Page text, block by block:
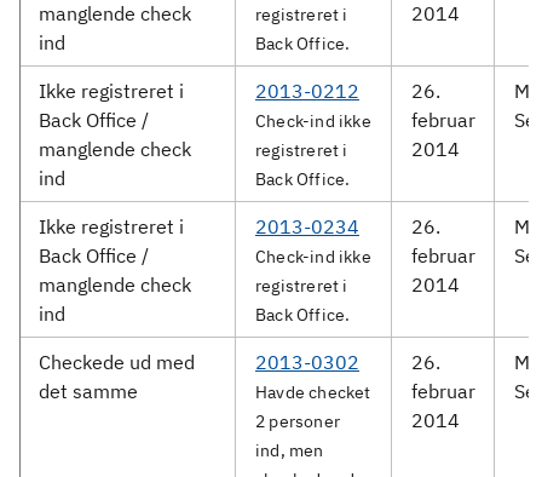
manglende check
ind
registreret i
Back Office.
2014
Ikke registreret i
Back Office /
manglende check
ind
2013-0212
Check-ind ikke
registreret i
Back Office.
26.
februar
2014
Ikke registreret i
Back Office /
manglende check
ind
2013-0234
Check-ind ikke
registreret i
Back Office.
26.
februar
2014
Checkede ud med
det samme
2013-0302
Havde checket
2 personer
ind, men
26.
februar
2014